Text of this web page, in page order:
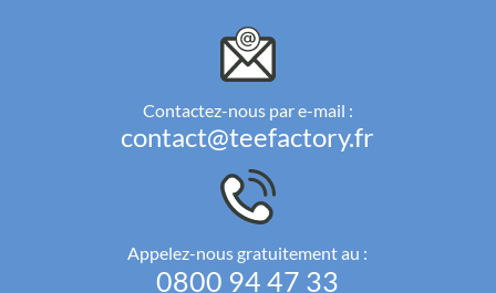
Contactez-nous par e-mail :
contact@teefactory.fr
Appelez-nous gratuitement au :
0800 94 47 33